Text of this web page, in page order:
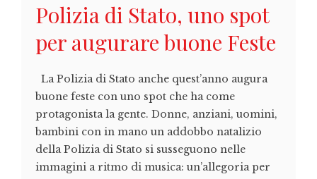
Polizia di Stato, uno spot
per augurare buone Feste
La Polizia di Stato anche quest’anno augura
buone feste con uno spot che ha come
protagonista la gente. Donne, anziani, uomini,
bambini con in mano un addobbo natalizio
della Polizia di Stato si susseguono nelle
immagini a ritmo di musica: un’allegoria per